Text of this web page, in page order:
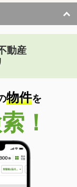
動産
物件を
！